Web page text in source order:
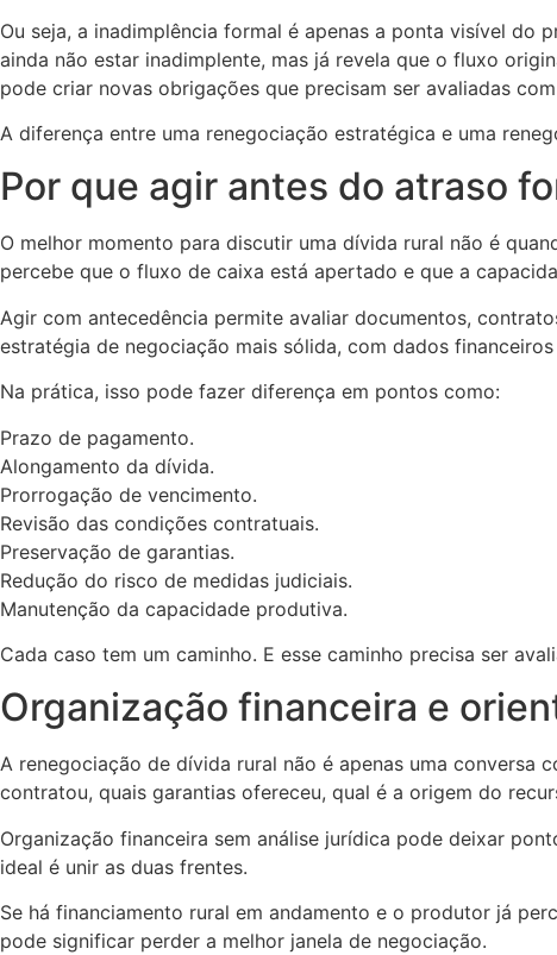
Ou seja, a inadimplência formal é apenas a ponta visível do
ainda não estar inadimplente, mas já revela que o fluxo
pode criar novas obrigações que precisam ser avaliadas
A diferença entre uma renegociação estratégica e uma
Por que agir antes do atraso
O melhor momento para discutir uma dívida rural não é
percebe que o fluxo de caixa está apertado e que a
Agir com antecedência permite avaliar documentos,
estratégia de negociação mais sólida, com dados
Na prática, isso pode fazer diferença em pontos como:
Prazo de pagamento.
Alongamento da dívida.
Prorrogação de vencimento.
Revisão das condições contratuais.
Preservação de garantias.
Redução do risco de medidas judiciais.
Manutenção da capacidade produtiva.
Cada caso tem um caminho. E esse caminho precisa ser
Organização financeira e
A renegociação de dívida rural não é apenas uma conversa
contratou, quais garantias ofereceu, qual é a origem do
Organização financeira sem análise jurídica pode deixar
ideal é unir as duas frentes.
Se há financiamento rural em andamento e o produtor já
pode significar perder a melhor janela de negociação.